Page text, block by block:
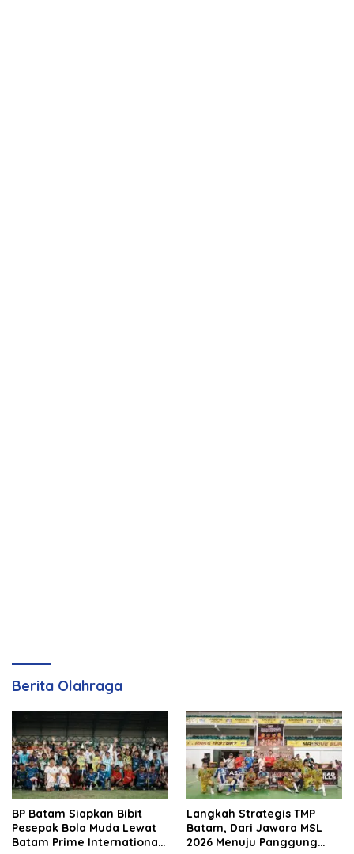
Berita Olahraga
BP Batam Siapkan Bibit
Pesepak Bola Muda Lewat
Batam Prime International
Langkah Strategis TMP
Batam, Dari Jawara MSL
2026 Menuju Panggung